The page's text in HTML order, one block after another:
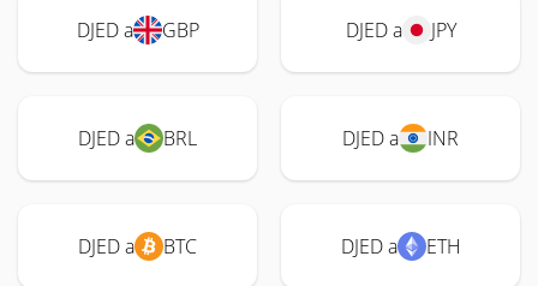
DJED a GBP DJED a JPY
DJED a BRL DJED a INR
DJED a BTC DJED a ETH